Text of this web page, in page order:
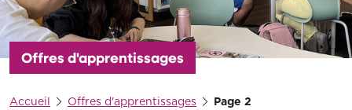
Offres d'apprentissages
Accueil Offres d'apprentissages
Page 2